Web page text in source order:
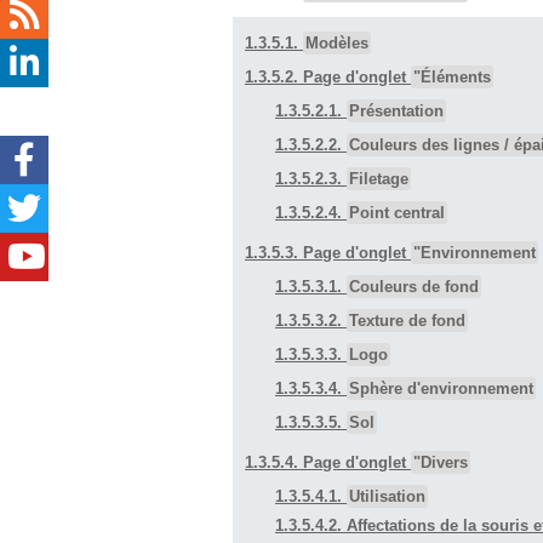
1.3.5.1. Modèles
1.3.5.2. Page d'onglet "Éléments
1.3.5.2.1. Présentation
1.3.5.2.2. Couleurs des lignes /
1.3.5.2.3. Filetage
1.3.5.2.4. Point central
1.3.5.3. Page d'onglet "Environnement
1.3.5.3.1. Couleurs de fond
1.3.5.3.2. Texture de fond
1.3.5.3.3. Logo
1.3.5.3.4. Sphère d'environnement
1.3.5.3.5. Sol
1.3.5.4. Page d'onglet "Divers
1.3.5.4.1. Utilisation
1.3.5.4.2. Affectations de la souris